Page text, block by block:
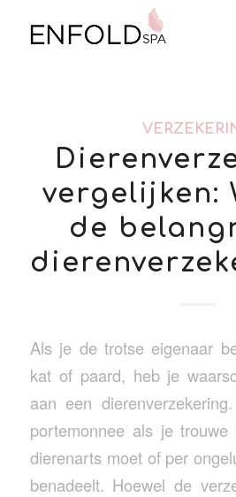
vergelijken:
de
Als je de trotse eigenaar
kat of paard, heb je
aan een
portemonnee als je
dierenarts moet of per
benadeelt. Hoewel de